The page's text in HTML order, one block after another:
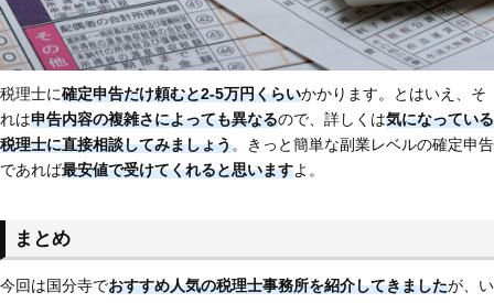
税理士に確定申告だけ頼むと2-5万円くらいかかります。とはいえ、そ
れは申告内容の複雑さによっても異なるので、詳しくは気になっている
税理士に直接相談してみましょう。きっと簡単な副業レベルの確定申告
であれば最安値で受けてくれると思いますよ。
まとめ
今回は国分寺でおすすめ人気の税理士事務所を紹介してきましたが、い